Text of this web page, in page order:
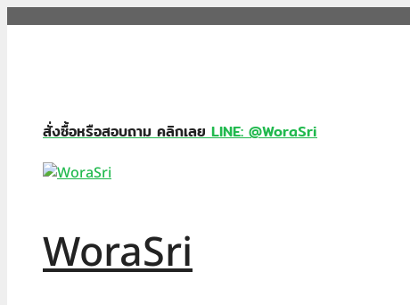
สั่งซื้อหรือสอบถาม คลิกเลยLINE: @WoraSri
WoraSri